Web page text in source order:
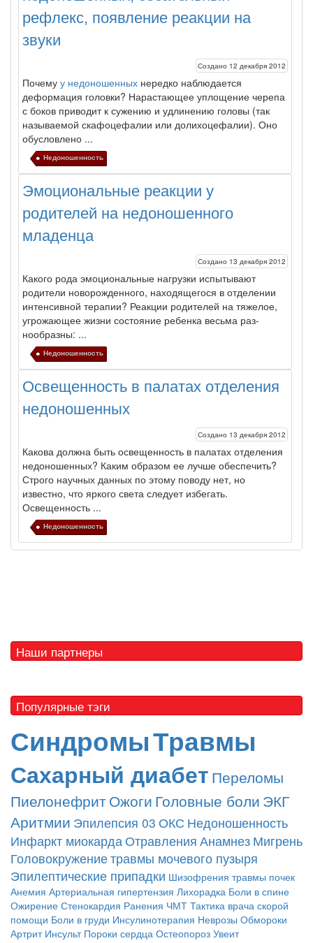
рефлекс, появление реакции на
звуки
Создано 12 декабря 2012
Почему у недоношенных нередко наблюдается
деформация головки? Нарастающее уплощение черепа
с боков приводит к сужению и удлинению головы (так
называемой скафоцефалии или долихоцефалии). Оно
обусловлено ...
Недоношенность
Эмоциональные реакции у
родителей на недоношенного
младенца
Создано 13 декабря 2012
Какого рода эмоциональные нагрузки испытывают
родители новорожден­ного, находящегося в отделении
интенсивной терапии? Реакции родителей на тяжелое,
угрожающее жизни состояние ребенка весьма раз­
нообразны: ...
Недоношенность
Освещенность в палатах отделения
недоношенных
Создано 13 декабря 2012
Какова должна быть освещенность в палатах отделения
недоношенных? Каким образом ее лучше обеспечить?
Строго научных данных по этому поводу нет, но
известно, что яркого света следует избегать.
Освещенность ...
Недоношенность
Наши партнеры
Популярные тэги
СиндромыТравмы
Сахарный диабет Переломы
ПиелонефритОжоги Головные боли ЭКГ
Аритмии Эпилепсия 03 ОКС Недоношенность
Инфаркт миокарда Отравления Анамнез Мигрень
Головокружениетравмы мочевого пузыря
Эпилептические припадки Шизофрения травмы почек
Анемия Артериальная гипертензия Лихорадка Боли в спине
Ожирение Стенокардия Ранения ЧМТ Тактика врача скорой
помощи Боли в груди Инсулинотерапия Неврозы Обмороки
Артрит Инсульт Пороки сердца Остеопороз Увеит